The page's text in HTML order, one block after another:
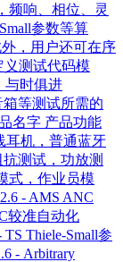
响、相位、灵
参数等算
，用户还可在序
测试代码模
时俱进
等测试所需的
名字 产品功能
耳机，普通蓝牙
测试，功放测
式，作业员模
- AMS ANC
较准自动化
Thiele-Small参
- Arbitrary